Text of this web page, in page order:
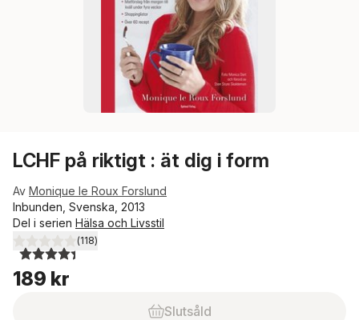
LCHF på riktigt : ät dig i form
Av Monique le Roux Forslund
Inbunden, Svenska, 2013
Del i serien Hälsa och Livsstil
4,4utav 5 stjärnor. Totalt antal röster:
(118)
189 kr
Slutsåld